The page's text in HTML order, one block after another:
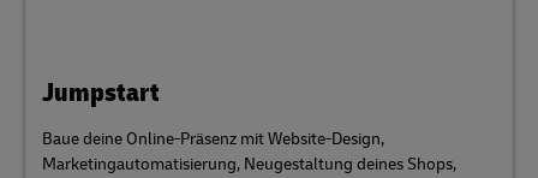
Jumpstart
Baue deine Online-Präsenz mit Website-Design,
Marketingautomatisierung, Neugestaltung deines Shops,